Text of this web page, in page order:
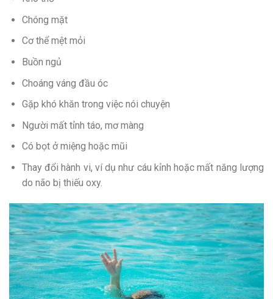
Chóng mặt
Cơ thể mệt mỏi
Buồn ngủ
Choáng váng đầu óc
Gặp khó khăn trong việc nói chuyện
Người mất tỉnh táo, mơ màng
Có bọt ở miệng hoặc mũi
Thay đổi hành vi, ví dụ như cáu kỉnh hoặc mất năng lượng
do não bị thiếu oxy.